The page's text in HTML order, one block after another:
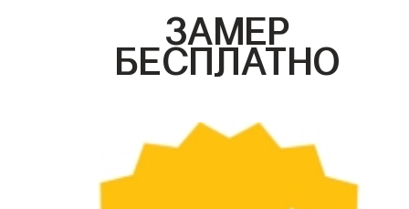
ЗАМЕР
БЕСПЛАТНО